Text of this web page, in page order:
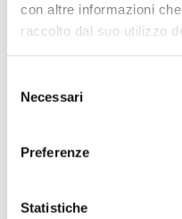
con altre informazioni
raccolto dal suo utilizzo
delNecessari
Preferenze
Statistiche
Ancora
una